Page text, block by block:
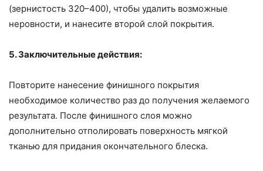
(зернистость 320–400), чтобы удалить возможные
неровности, и нанесите второй слой покрытия.
5. Заключительные действия:
Повторите нанесение финишного покрытия
необходимое количество раз до получения желаемого
результата. После финишного слоя можно
дополнительно отполировать поверхность мягкой
тканью для придания окончательного блеска.